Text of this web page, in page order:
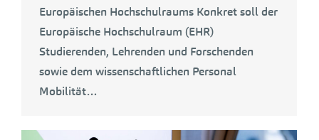
Europäischen Hochschulraums Konkret soll der
Europäische Hochschulraum (EHR)
Studierenden, Lehrenden und Forschenden
sowie dem wissenschaftlichen Personal
Mobilität…